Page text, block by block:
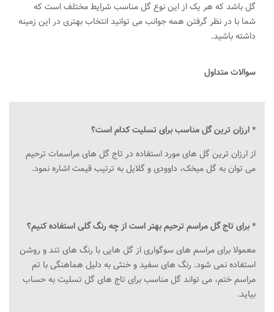
گل باشد که هر یک از این نوع گل مناسب شرایط مختلف است که
شما با در نظر گرفتن همه جوانب می توانید انتخاب بهتری در این زمینه
داشته باشید.
سوالات متداول
* ارزان ترین گل مناسب برای تسلیت کدام است؟
از ارزان ترین گل های مورد استفاده در تاج گل های مراسمات ترحیم
می توان به گل میخک، داوودی و گلایل به ترتیب قیمت اشاره نمود.
* برای تاج گل مراسم ترحیم بهتر است از چه رنگ گلی استفاده کنیم؟
معمولا برای مراسم های سوگواری از گل هایی با رنگ های تند و روشن
استفاده نمی شود. رنگ های سفید و خنثی به دلیل هماهنگی با تم
مراسم ختم، می تواند گل مناسب برای تاج های گل تسلیت به حساب
بیاید.